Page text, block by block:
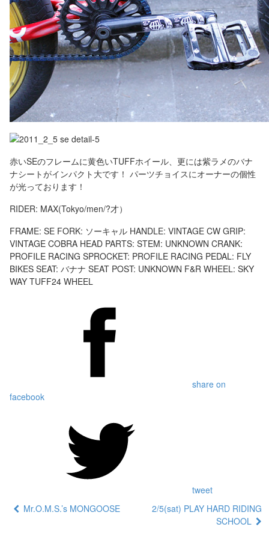
赤いSEのフレームに黄色いTUFFホイール、更には紫ラメのバナ
ナシートがインパクト大です！ パーツチョイスにオーナーの個性
が光っております！
RIDER: MAX(Tokyo/men/?才）
FRAME: SE FORK: ソーキャル HANDLE: VINTAGE CW GRIP:
VINTAGE COBRA HEAD PARTS: STEM: UNKNOWN CRANK:
PROFILE RACING SPROCKET: PROFILE RACING PEDAL: FLY
BIKES SEAT: バナナ SEAT POST: UNKNOWN F&R WHEEL: SKY
WAY TUFF24 WHEEL
share on
facebook
tweet
Mr.O.M.S.’s MONGOOSE
2/5(sat) PLAY HARD RIDING
SCHOOL